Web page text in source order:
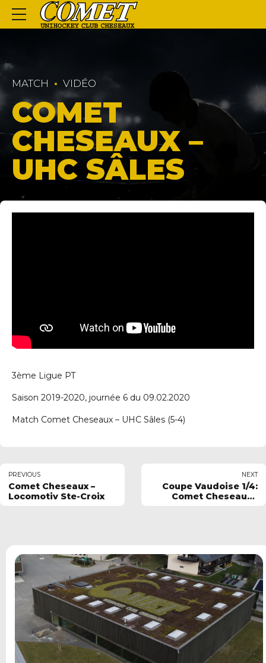
MATCH VIDÉO
COMET
CHESEAUX –
UHC SÂLES
3ème Ligue PT
Saison 2019-2020, journée 6 du 09.02.2020
Match Comet Cheseaux – UHC Sâles (5-4)
PREVIOUS
Comet Cheseaux –
Locomotiv Ste-Croix
NEXT
Coupe Vaudoise 1/4:
Comet Cheseaux -